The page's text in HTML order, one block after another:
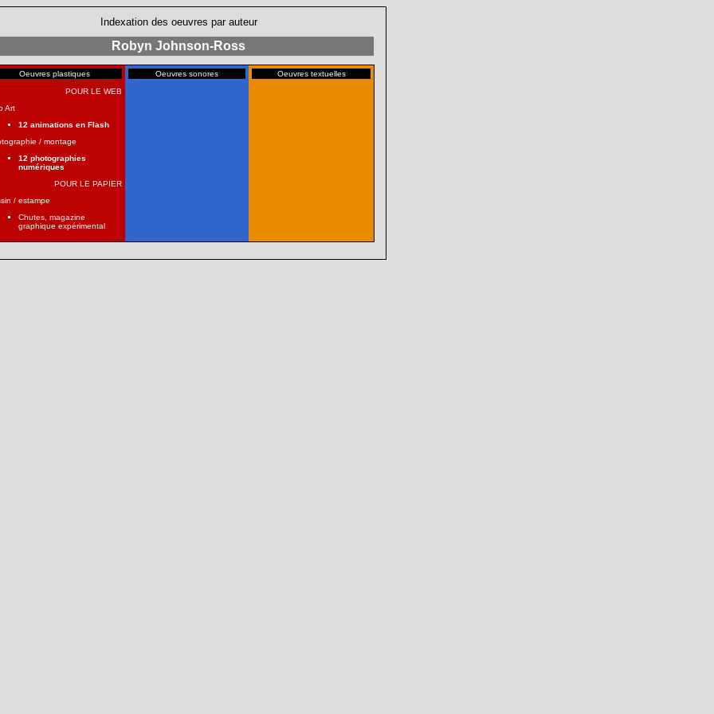
Indexation des oeuvres par auteur
Robyn Johnson-Ross
Oeuvres plastiques
POUR LE WEB
Art
12 animations en Flash
/ montage
12 photographies
numériques
POUR LE PAPIER
/ estampe
Chutes, magazine
graphique expérimental
Oeuvres sonores Oeuvres textuelles